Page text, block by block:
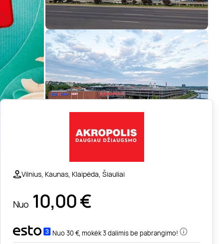
Vilnius, Kaunas, Klaipėda, Šiauliai
Nuo 10,00€
Nuo 30 €, mokėk 3 dalimis be pabrangimo!